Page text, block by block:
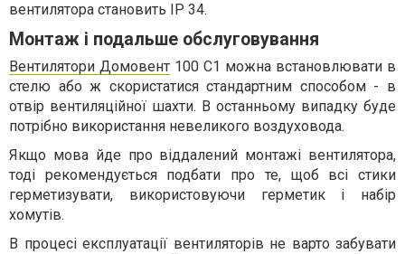
вентилятора становить IP 34.
Монтаж і подальше обслуговування
Вентилятори Домовент 100 C1 можна встановлювати в
стелю або ж скористатися стандартним способом - в
отвір вентиляційної шахти. В останньому випадку буде
потрібно використання невеликого воздуховода.
Якщо мова йде про віддалений монтажі вентилятора,
тоді рекомендується подбати про те, щоб всі стики
герметизувати, використовуючи герметик і набір
хомутів.
В процесі експлуатації вентиляторів не варто забувати